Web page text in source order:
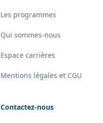
Les programmes
Qui sommes-nous
Espace carrières
Mentions légales et CGU
Contactez-nous